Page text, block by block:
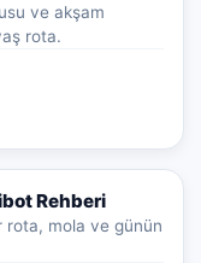
ve akşam
rota.
Rehberi
rota, mola ve günün